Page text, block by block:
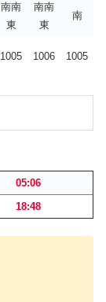
南南
東
南南
東
南
1005 1006 1005
05:06
18:48